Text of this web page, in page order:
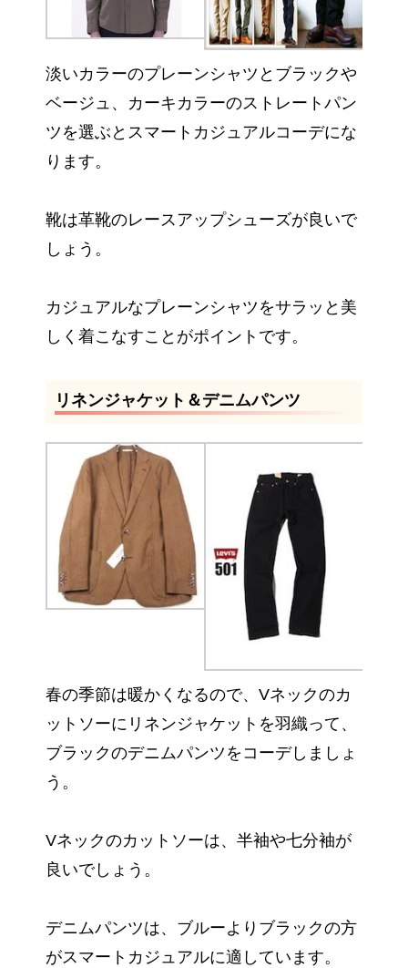
淡いカラーのプレーンシャツとブラックや
ベージュ、カーキカラーのストレートパン
ツを選ぶとスマートカジュアルコーデにな
ります。
靴は革靴のレースアップシューズが良いで
しょう。
カジュアルなプレーンシャツをサラッと美
しく着こなすことがポイントです。
リネンジャケット＆デニムパンツ
春の季節は暖かくなるので、Vネックのカ
ットソーにリネンジャケットを羽織って、
ブラックのデニムパンツをコーデしましょ
う。
Vネックのカットソーは、半袖や七分袖が
良いでしょう。
デニムパンツは、ブルーよりブラックの方
がスマートカジュアルに適しています。